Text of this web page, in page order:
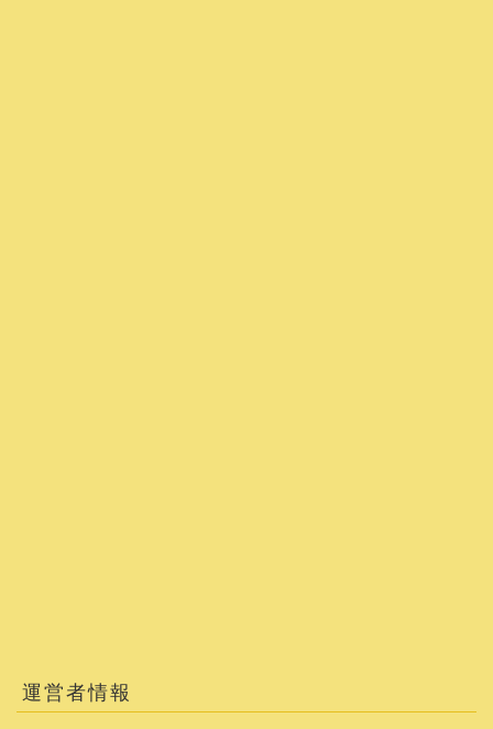
運営者情報